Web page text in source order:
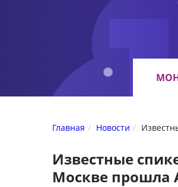
Главная Новости
Известные
Москве прошла